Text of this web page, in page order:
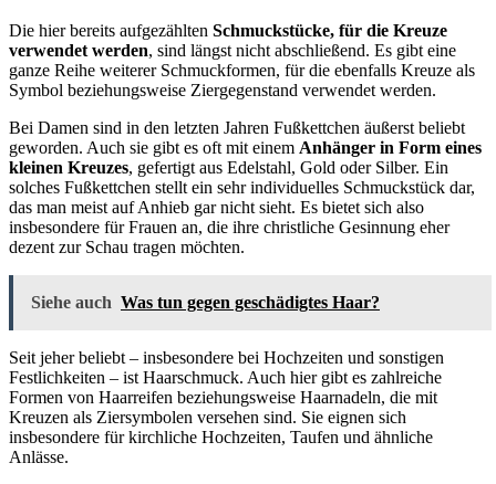
Die hier bereits aufgezählten Schmuckstücke, für die Kreuze
verwendet werden, sind längst nicht abschließend. Es gibt eine
ganze Reihe weiterer Schmuckformen, für die ebenfalls Kreuze als
Symbol beziehungsweise Ziergegenstand verwendet werden.
Bei Damen sind in den letzten Jahren Fußkettchen äußerst beliebt
geworden. Auch sie gibt es oft mit einem Anhänger in Form eines
kleinen Kreuzes, gefertigt aus Edelstahl, Gold oder Silber. Ein
solches Fußkettchen stellt ein sehr individuelles Schmuckstück dar,
das man meist auf Anhieb gar nicht sieht. Es bietet sich also
insbesondere für Frauen an, die ihre christliche Gesinnung eher
dezent zur Schau tragen möchten.
Siehe auch Was tun gegen geschädigtes Haar?
Seit jeher beliebt – insbesondere bei Hochzeiten und sonstigen
Festlichkeiten – ist Haarschmuck. Auch hier gibt es zahlreiche
Formen von Haarreifen beziehungsweise Haarnadeln, die mit
Kreuzen als Ziersymbolen versehen sind. Sie eignen sich
insbesondere für kirchliche Hochzeiten, Taufen und ähnliche
Anlässe.